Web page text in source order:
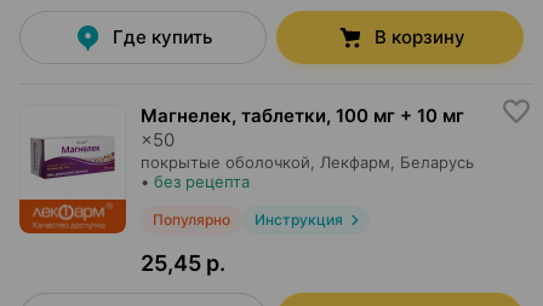
Где купить В корзину
Магнелек, таблетки, 100 мг + 10 мг
×50
покрытые оболочкой, Лекфарм , Беларусь
• без рецепта
Популярно Инструкция
25,45 р.